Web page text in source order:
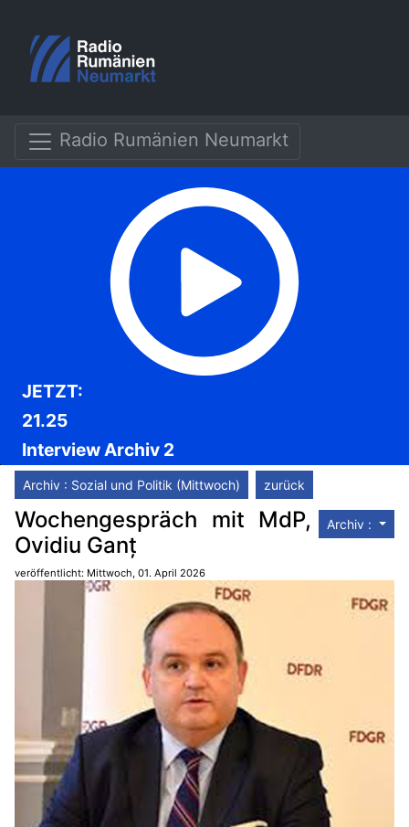
Radio Rumänien Neumarkt
JETZT:
21.25
Interview Archiv 2
Archiv : Sozial und Politik (Mittwoch) zurück
Archiv :
Wochengespräch mit MdP,
Ovidiu Ganț
veröffentlicht: Mittwoch, 01. April 2026